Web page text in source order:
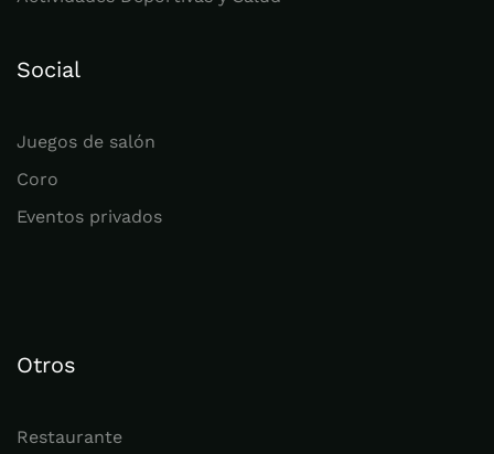
Social
Juegos de salón
Coro
Eventos privados
Otros
Restaurante